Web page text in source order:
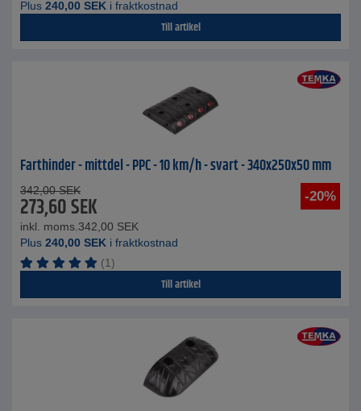
Plus 240,00 SEK i fraktkostnad
Till artikel
Farthinder - mittdel - PPC - 10 km/h - svart - 340x250x50 mm
-20%
342,00 SEK
273,60SEK
inkl. moms. 342,00 SEK
Plus 240,00 SEK i fraktkostnad
(1)
Till artikel